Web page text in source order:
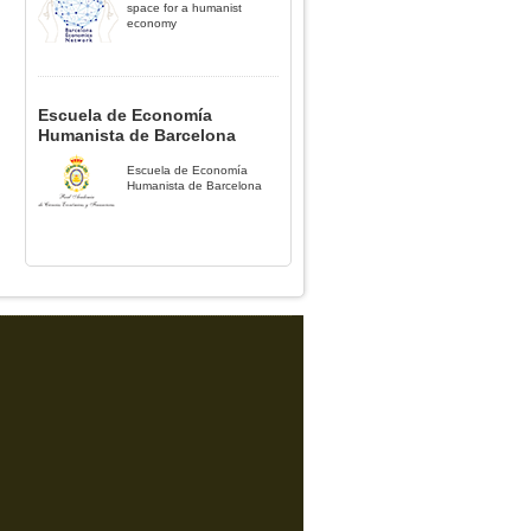
space for a humanist
economy
Escuela de Economía
Humanista de Barcelona
Escuela de Economía
Humanista de Barcelona